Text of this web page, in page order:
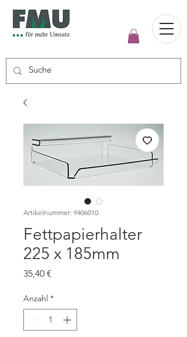
Artikelnummer: 9406010
Fettpapierhalter
225 x 185mm
35,40 €
Anzahl *